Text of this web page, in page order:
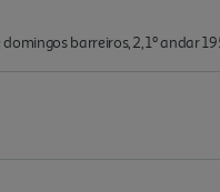
barreiros, 2, 1º andar